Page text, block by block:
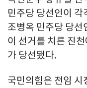
민주당 당선인이
조병옥 민주당 당선
이 선거를 치른 진
가 당선됐다.
국민의힘은 전임